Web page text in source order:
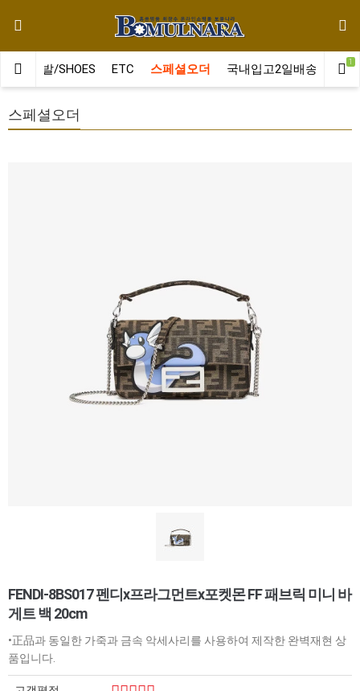
신발/SHOES ETC 스페셜오더 국내입고2일배송 클
1
스페셜오더
FENDI-8BS017 펜디x프라그먼트x포켓몬 FF 패브릭 미니 바
게트 백 20cm
•正品과 동일한 가죽과 금속 악세사리를 사용하여 제작한 완벽재현 상
품입니다.